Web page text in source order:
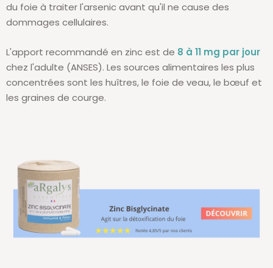
du foie à traiter l'arsenic avant qu'il ne cause des
dommages cellulaires.
L'apport recommandé en zinc est de 8 à 11 mg par jour
chez l'adulte (ANSES). Les sources alimentaires les plus
concentrées sont les huîtres, le foie de veau, le bœuf et
les graines de courge.